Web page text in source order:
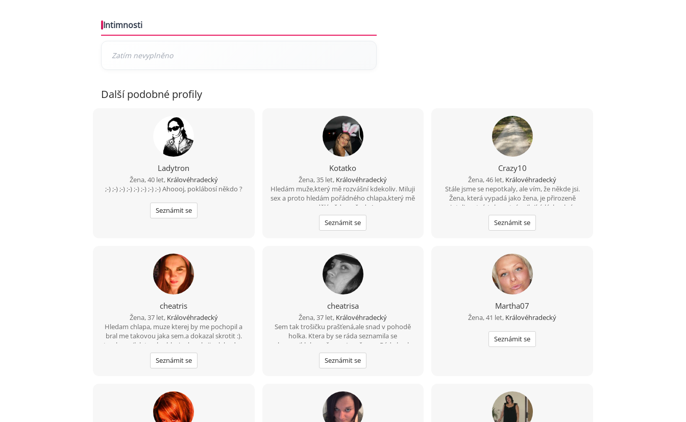
Intimnosti
Další podobné profily
Ladytron
Žena, 40 let, Královéhradecký
;-) ;-) ;-) ;-) ;-) ;-) ;-) ;-) Ahoooj, poklábosí někdo ?
Seznámit se
Kotatko
Žena, 35 let, Královéhradecký
Hledám muže,který mě rozvášní kdekoliv. Miluji
sex a proto hledám pořádného chlapa,který mě
udělá vždy a všude !
Seznámit se
Crazy10
Žena, 46 let, Královéhradecký
Stále jsme se nepotkaly, ale vím, že někde jsi.
Žena, která vypadá jako žena, je přirozeně
inteligentní, tolerantní, milující, láskyplná,
toužící... jako toužím já tě konečně poznat...
Seznámit se
cheatris
Žena, 37 let, Královéhradecký
Hledam chlapa, muze kterej by me pochopil a
bral me takovou jaka sem.a dokazal skrotit :).
trochu snilek trochu blazinek... ale jinak hodna
holka .. andilek s dablem :D
Seznámit se
cheatrisa
Žena, 37 let, Královéhradecký
Sem tak trošičku prašťená,ale snad v pohodě
holka. Ktera by se ráda seznamila se
slecnou/klukem, ženou/ mužem.... Ráda bych
našla pohodáře ktery me bude mít ráad
takovou jaká sem..... Na tom jak člověk vypadá
v kupce jehel? Nevím. Hledám prostě TEBE!“
Seznámit se
Martha07
Žena, 41 let, Královéhradecký
Seznámit se